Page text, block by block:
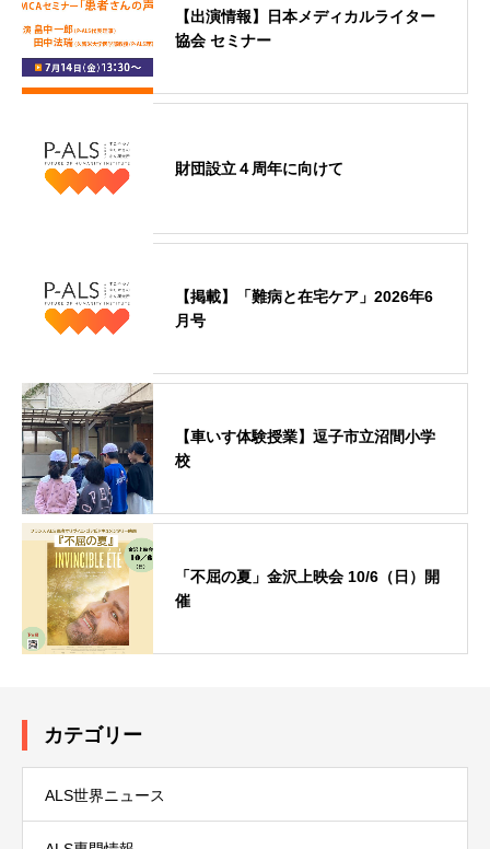
【出演情報】日本メディカルライター
協会 セミナー
財団設立４周年に向けて
【掲載】「難病と在宅ケア」2026年6
月号
【車いす体験授業】逗子市立沼間小学
校
「不屈の夏」金沢上映会 10/6（日）開
催
カテゴリー
ALS世界ニュース